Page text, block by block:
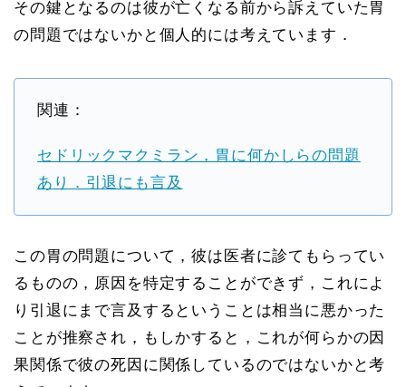
その鍵となるのは彼が亡くなる前から訴えていた胃
の問題ではないかと個人的には考えています．
関連：
セドリックマクミラン，胃に何かしらの問題
あり．引退にも言及
この胃の問題について，彼は医者に診てもらってい
るものの，原因を特定することができず，これによ
り引退にまで言及するということは相当に悪かった
ことが推察され，もしかすると，これが何らかの因
果関係で彼の死因に関係しているのではないかと考